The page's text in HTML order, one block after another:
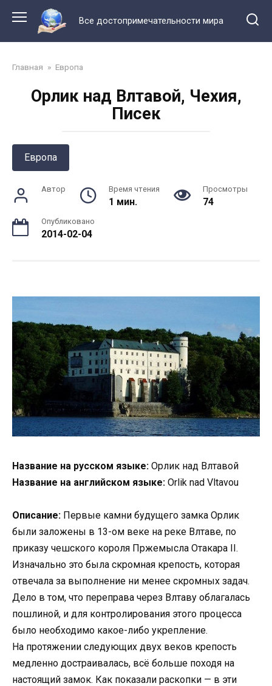
контенту
Все достопримечательности мира
Главная » Европа
Орлик над Влтавой, Чехия,
Писек
Европа
Автор Время чтения
1 мин.
Просмотры
74
Опубликовано
2014-02-04
Название на русском языке: Орлик над Влтавой
Название на английском языке: Orlik nad Vltavou
Описание: Первые камни будущего замка Орлик
были заложены в 13-ом веке на реке Влтаве, по
приказу чешского короля Пржемысла Отакара II.
Изначально это была скромная крепость, которая
отвечала за выполнение ни менее скромных задач.
Дело в том, что переправа через Влтаву облагалась
пошлиной, и для контролирования этого процесса
было необходимо какое-либо укрепление.
На протяжении следующих двух веков крепость
медленно достраивалась, всё больше походя на
настоящий замок. Как показали раскопки — в эти